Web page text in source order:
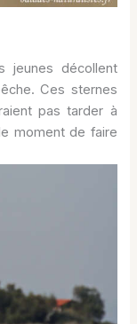
jeunes décollent
Ces sternes
pas tarder à
moment de faire